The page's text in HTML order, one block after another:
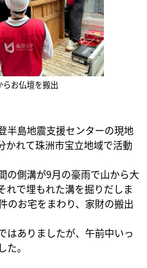
らお仏壇を搬出
半島地震支援センターの現地
かれて珠洲市宝立地域で活動
の側溝が9月の豪雨で山から大
れで埋もれた溝を掘りだしま
のお宅をまわり、家財の搬出
はありましたが、午前中いっ
。